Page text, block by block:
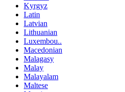
Kyrgyz
Latin
Latvian
Lithuanian
Luxembou..
Macedonian
Malagasy
Malay
Malayalam
Maltese